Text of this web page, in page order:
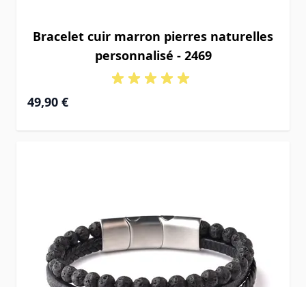
Bracelet cuir marron pierres naturelles
personnalisé - 2469
49,90 €